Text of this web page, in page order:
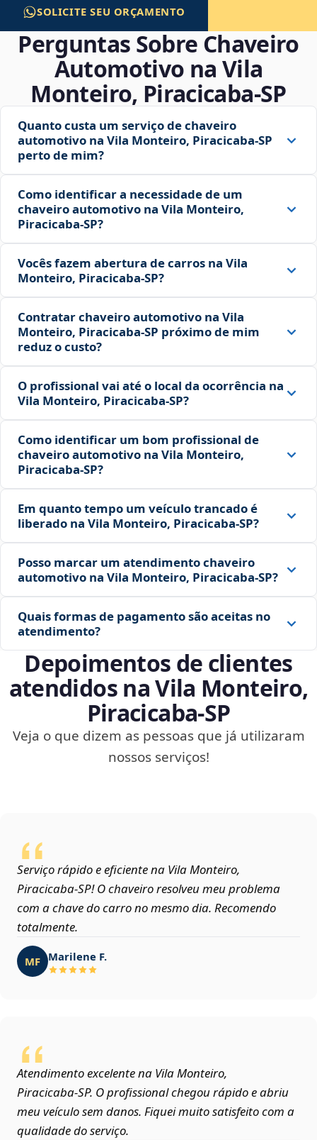
SOLICITE SEU ORÇAMENTO
Perguntas Sobre Chaveiro
Automotivo na Vila
Monteiro, Piracicaba‑SP
Quanto custa um serviço de chaveiro
automotivo na Vila Monteiro, Piracicaba‑SP
perto de mim?
Como identificar a necessidade de um
chaveiro automotivo na Vila Monteiro,
Piracicaba‑SP?
Vocês fazem abertura de carros na Vila
Monteiro, Piracicaba‑SP?
Contratar chaveiro automotivo na Vila
Monteiro, Piracicaba‑SP próximo de mim
reduz o custo?
O profissional vai até o local da ocorrência na
Vila Monteiro, Piracicaba‑SP?
Como identificar um bom profissional de
chaveiro automotivo na Vila Monteiro,
Piracicaba‑SP?
Em quanto tempo um veículo trancado é
liberado na Vila Monteiro, Piracicaba‑SP?
Posso marcar um atendimento chaveiro
automotivo na Vila Monteiro, Piracicaba‑SP?
Quais formas de pagamento são aceitas no
atendimento?
Depoimentos de clientes
atendidos na Vila Monteiro,
Piracicaba‑SP
Veja o que dizem as pessoas que já utilizaram
nossos serviços!
Serviço rápido e eficiente na Vila Monteiro,
Piracicaba‑SP! O chaveiro resolveu meu problema
com a chave do carro no mesmo dia. Recomendo
totalmente.
MF Marilene F.
Atendimento excelente na Vila Monteiro,
Piracicaba‑SP. O profissional chegou rápido e abriu
meu veículo sem danos. Fiquei muito satisfeito com a
qualidade do serviço.